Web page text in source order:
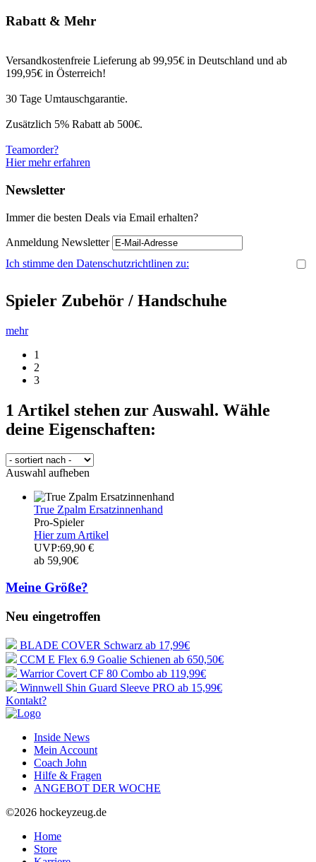
Rabatt & Mehr
Versandkostenfreie Lieferung ab 99,95€ in Deutschland und ab
199,95€ in Österreich!
30 Tage Umtauschgarantie.
Zusätzlich 5% Rabatt ab 500€.
Teamorder?
Hier mehr erfahren
Newsletter
Immer die besten Deals via Email erhalten?
Anmeldung Newsletter
Ich stimme den Datenschutzrichtlinen zu:
Spieler Zubehör / Handschuhe
mehr
1
2
3
1 Artikel stehen zur Auswahl. Wähle
deine Eigenschaften:
Auswahl aufheben
True Zpalm Ersatzinnenhand
Pro-Spieler
Hier zum Artikel
UVP:69,90 €
ab 59,90€
Meine Größe?
Neu eingetroffen
BLADE COVER Schwarz ab 17,99€
CCM E Flex 6.9 Goalie Schienen ab 650,50€
Warrior Covert CF 80 Combo ab 119,99€
Winnwell Shin Guard Sleeve PRO ab 15,99€
Kontakt?
Inside News
Mein Account
Coach John
Hilfe & Fragen
ANGEBOT DER WOCHE
©2026 hockeyzeug.de
Home
Store